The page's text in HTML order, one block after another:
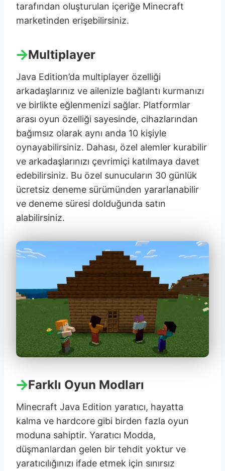
tarafından oluşturulan içeriğe Minecraft
marketinden erişebilirsiniz.
Multiplayer
Java Edition’da multiplayer özelliği
arkadaşlarınız ve ailenizle bağlantı kurmanızı
ve birlikte eğlenmenizi sağlar. Platformlar
arası oyun özelliği sayesinde, cihazlarından
bağımsız olarak aynı anda 10 kişiyle
oynayabilirsiniz. Dahası, özel alemler kurabilir
ve arkadaşlarınızı çevrimiçi katılmaya davet
edebilirsiniz. Bu özel sunucuların 30 günlük
ücretsiz deneme sürümünden yararlanabilir
ve deneme süresi dolduğunda satın
alabilirsiniz.
Farklı Oyun Modları
Minecraft Java Edition yaratıcı, hayatta
kalma ve hardcore gibi birden fazla oyun
moduna sahiptir. Yaratıcı Modda,
düşmanlardan gelen bir tehdit yoktur ve
yaratıcılığınızı ifade etmek için sınırsız